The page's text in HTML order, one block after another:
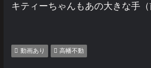
キティーちゃんもあの大きな手
動画あり 高幡不動